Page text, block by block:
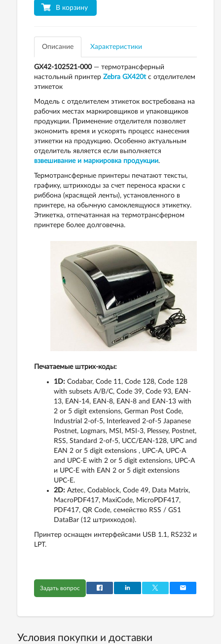
В корзину
Описание Характеристики
GX42-102521-000— термотрансферный
настольный принтер Zebra GX420tс отделителем
этикеток
Модель с отделителем этикеток востребована на
рабочих местах маркировщиков и упаковщиков
продукции. Применение отделителя позволяет
экономить время и ускорять процесс нанесения
этикетки на продукцию. Особенно актуальным
отделитель является если выполняется
взвешивание и маркировка продукции.
Термотрансферные принтеры печатают тексты,
графику, штрихкоды за счет переноса краски с
риббона (красящей ленты), установленного в
принтере, на обычную самоклеящуюся этикетку.
Этикетка, отпечатанная на термотрансферном
принтере более долговечна.
Печатаемые штрих-коды:
1D: Codabar, Code 11, Code 128, Code 128
with subsets A/B/C, Code 39, Code 93, EAN-
13, EAN-14, EAN-8, EAN-8 and EAN-13 with
2 or 5 digit extensions, German Post Code,
Industrial 2-of-5, Interleaved 2-of-5 Japanese
Postnet, Logmars, MSI, MSI-3, Plessey, Postnet,
RSS, Standard 2-of-5, UCC/EAN-128, UPC and
EAN 2 or 5 digit extensions , UPC-A, UPC-A
and UPC-E with 2 or 5 digit extensions, UPC-A
и UPC-E with EAN 2 or 5 digit extensions
UPC-E.
2D: Aztec, Codablock, Code 49, Data Matrix,
MacroPDF417, MaxiCode, MicroPDF417,
PDF417, QR Code, семейство RSS / GS1
DataBar (12 штрихкодов).
Принтер оснащен интерфейсами USB 1.1, RS232 и
LPT.
Задать вопрос
Условия покупки и доставки